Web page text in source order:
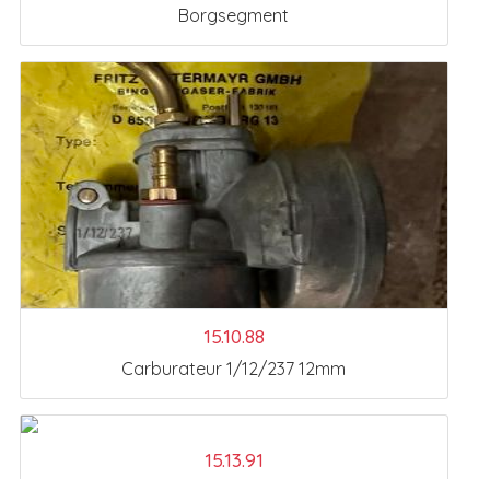
Borgsegment
15.10.88
Carburateur 1/12/237 12mm
15.13.91